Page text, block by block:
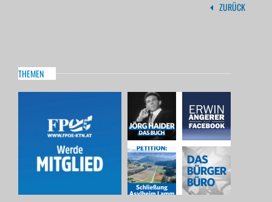
ZURÜCK
THEMEN